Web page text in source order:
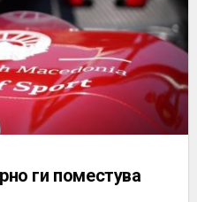
ги поместува